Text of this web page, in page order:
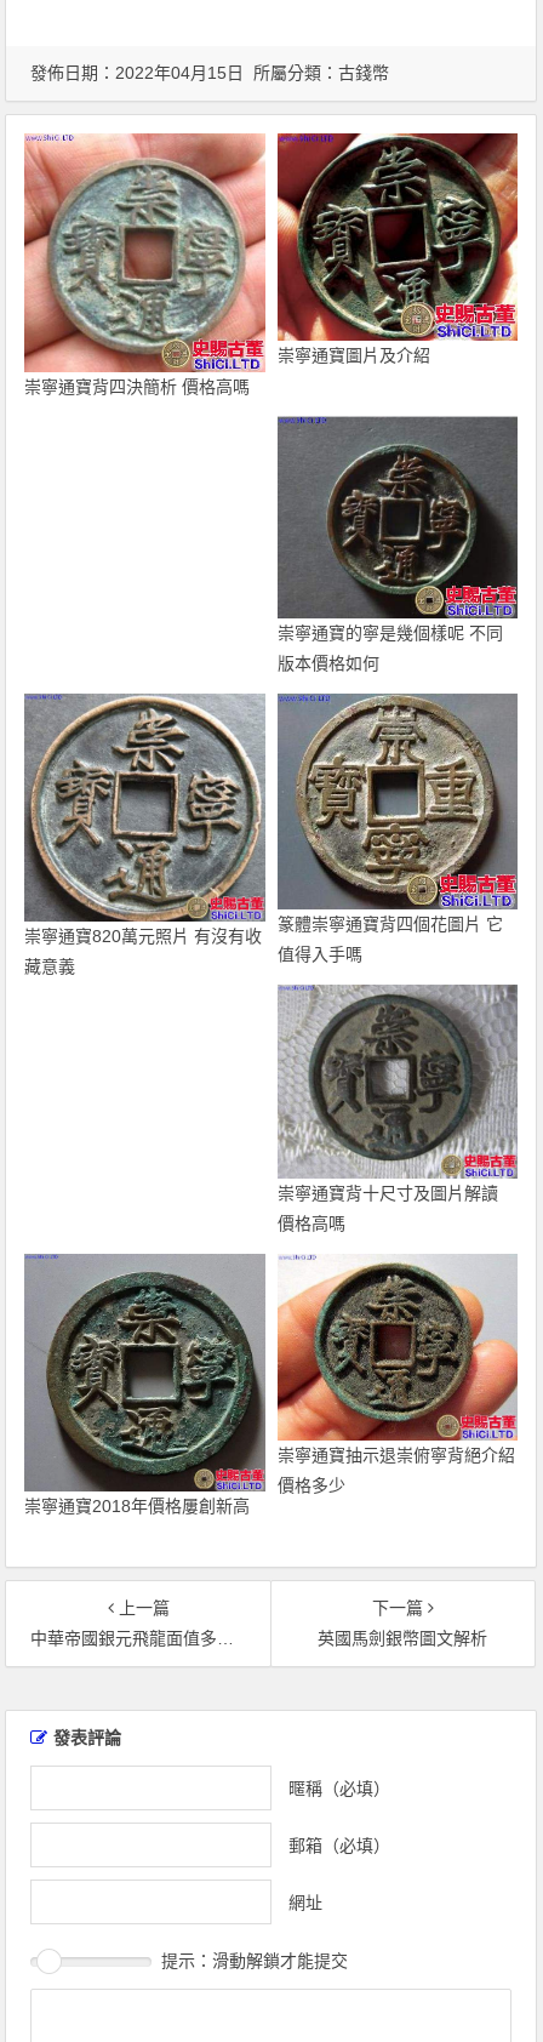
發佈日期：2022年04月15日 所屬分類：古錢幣
崇寧通寶背四決簡析 價格高嗎
崇寧通寶圖片及介紹
崇寧通寶的寧是幾個樣呢 不同
版本價格如何
崇寧通寶820萬元照片 有沒有收
藏意義
篆體崇寧通寶背四個花圖片 它
值得入手嗎
崇寧通寶背十尺寸及圖片解讀
價格高嗎
崇寧通寶2018年價格屢創新高
崇寧通寶抽示退崇俯寧背絕介紹
價格多少
上一篇
中華帝國銀元飛龍面值多少錢 銀元市場價格
下一篇
英國馬劍銀幣圖文解析
發表評論
暱稱（必填）
郵箱（必填）
網址
提示：滑動解鎖才能提交